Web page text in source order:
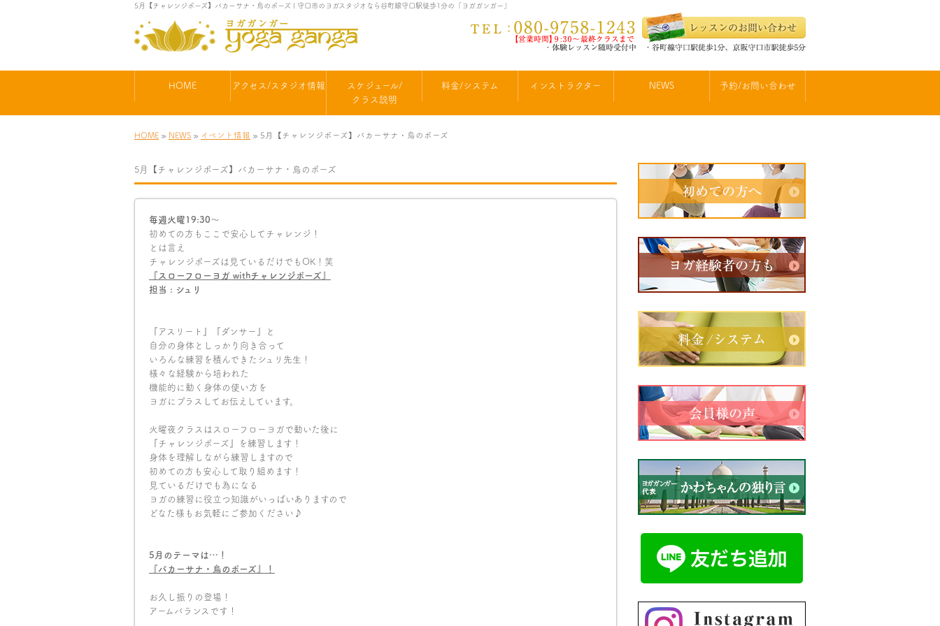
5月【チャレンジポーズ】バカーサナ・烏のポーズ | 守口市のヨガスタジオなら谷町線守口駅徒歩1分の「ヨガガンガー」
HOME アクセス/スタジオ情報
スケジュール/
クラス説明
料金/システム インストラクター NEWS 予約/お問い合わせ
HOME » NEWS » イベント情報 » 5月【チャレンジポーズ】バカーサナ・烏のポーズ
5月【チャレンジポーズ】バカーサナ・烏のポーズ
毎週火曜19:30〜
初めての方もここで安心してチャレンジ！
とは言え
チャレンジポーズは見ているだけでもOK！笑
『スローフローヨガ withチャレンジポーズ』
担当 : シュリ
『アスリート』『ダンサー』と
自分の身体としっかり向き合って
いろんな練習を積んできたシュリ先生！
様々な経験から培われた
機能的に動く身体の使い方を
ヨガにプラスしてお伝えしています。
火曜夜クラスはスローフローヨガで動いた後に
『チャレンジポーズ』を練習します！
身体を理解しながら練習しますので
初めての方も安心して取り組めます！
見ているだけでも為になる
ヨガの練習に役立つ知識がいっぱいありますので
どなた様もお気軽にご参加ください♪
5月のテーマは…！
『バカーサナ・ 烏のポーズ』 ！
お久し振りの登場！
アームバランスです！